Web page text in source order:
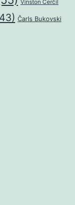
Vinston Čerčil
Čarls Bukovski